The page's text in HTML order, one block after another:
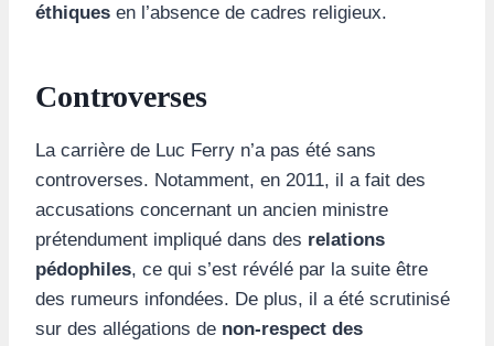
éthiques en l’absence de cadres religieux.
Controverses
La carrière de Luc Ferry n’a pas été sans
controverses. Notamment, en 2011, il a fait des
accusations concernant un ancien ministre
prétendument impliqué dans des relations
pédophiles, ce qui s’est révélé par la suite être
des rumeurs infondées. De plus, il a été scrutinisé
sur des allégations de non-respect des